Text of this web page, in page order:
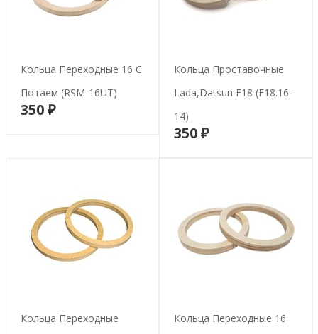
Кольца Переходные 16 С
Потаем (RSM-16UT)
350 ₽В корзину
Кольца Проставочные
Lada,Datsun F18 (F18.16-
14)
350 ₽В корзину
Кольца Переходные
Кольца Переходные 16